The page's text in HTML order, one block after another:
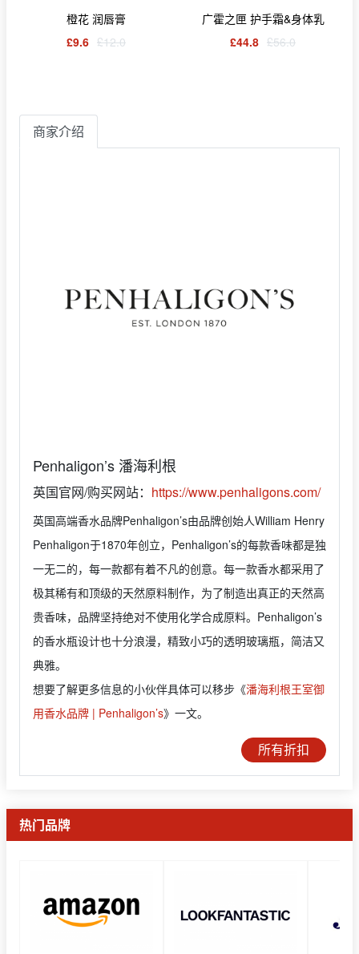
橙花 润唇膏
£9.6 £12.0
广霍之匣 护手霜&身体乳
£44.8 £56.0
商家介绍
Penhaligon’s 潘海利根
英国官网/购买网站： https://www.penhaligons.com/
英国高端香水品牌Penhaligon’s由品牌创始人William Henry
Penhaligon于1870年创立，Penhaligon’s的每款香味都是独
一无二的，每一款都有着不凡的创意。每一款香水都采用了
极其稀有和顶级的天然原料制作，为了制造出真正的天然高
贵香味，品牌坚持绝对不使用化学合成原料。Penhaligon’s
的香水瓶设计也十分浪漫，精致小巧的透明玻璃瓶，简洁又
典雅。
想要了解更多信息的小伙伴具体可以移步《潘海利根王室御
用香水品牌 | Penhaligon’s》一文。
所有折扣
热门品牌